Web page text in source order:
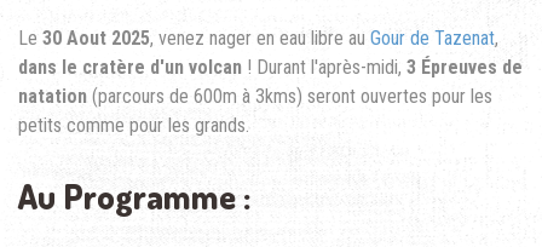
Le 30 Aout 2025, venez nager en eau libre au Gour de Tazenat,
dans le cratère d'un volcan ! Durant l'après-midi, 3 Épreuves de
natation (parcours de 600m à 3kms) seront ouvertes pour les
petits comme pour les grands.
Au Programme :